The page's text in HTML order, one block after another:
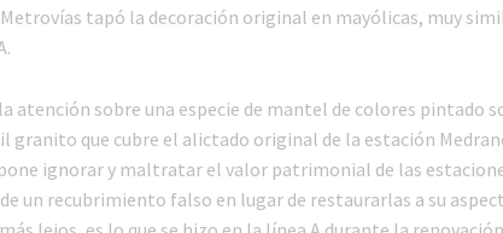
tapó la decoración original en mayólicas, muy
atención sobre una especie de mantel de colores pintado
granito que cubre el alictado original de la estación
ignorar y maltratar el valor patrimonial de las
un recubrimiento falso en lugar de restaurarlas a su